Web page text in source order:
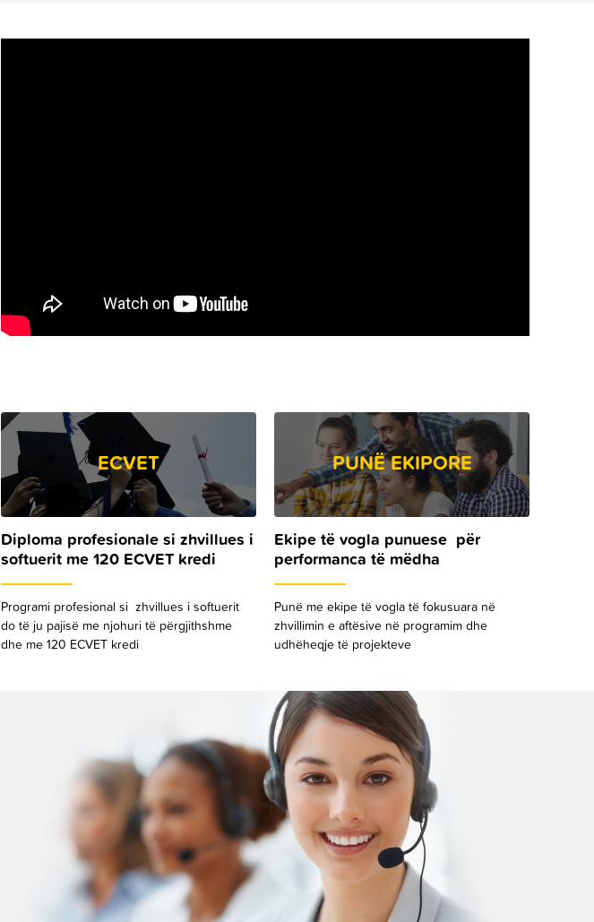
ECVET
Diploma profesionale si zhvillues i
softuerit me 120 ECVET kredi
Programi profesional si zhvillues i softuerit
do të ju pajisë me njohuri të përgjithshme
dhe me 120 ECVET kredi
PUNË EKIPORE
Ekipe të vogla punuese për
performanca të mëdha
Punë me ekipe të vogla të fokusuara në
zhvillimin e aftësive në programim dhe
udhëheqje të projekteve